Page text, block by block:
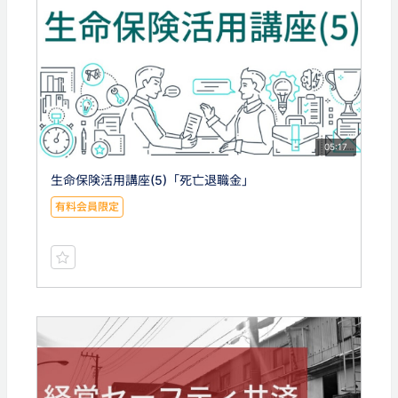
05:17
生命保険活用講座(5)「死亡退職金」
有料会員限定